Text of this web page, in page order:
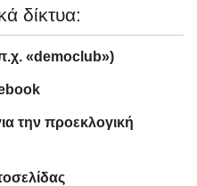
δίκτυα:
«democlub»)
την προεκλογική